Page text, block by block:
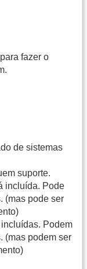
fazer o
de sistemas
suporte.
incluída. Pode
(mas pode ser
Podem
(mas podem ser